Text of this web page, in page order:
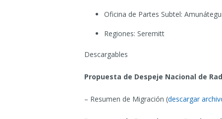
Oficina de Partes Subtel:
Regiones: Seremitt
Descargables
Propuesta de Despeje Nacional de
– Resumen de Migración (descargar